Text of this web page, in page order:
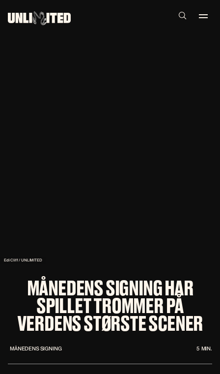
Edi Cliff / UNLIMITED
MÅNEDENS SIGNING HAR
SPILLET TROMMER PÅ
VERDENS STØRSTE SCENER
MÅNEDENS SIGNING 5 MIN.